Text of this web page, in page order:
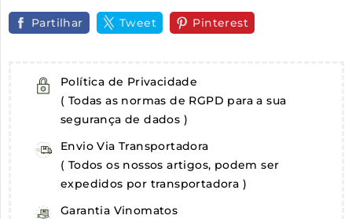
Partilhar Tweet Pinterest
Política de Privacidade
( Todas as normas de RGPD para a sua
segurança de dados )
Envio Via Transportadora
( Todos os nossos artigos, podem ser
expedidos por transportadora )
Garantia Vinomatos